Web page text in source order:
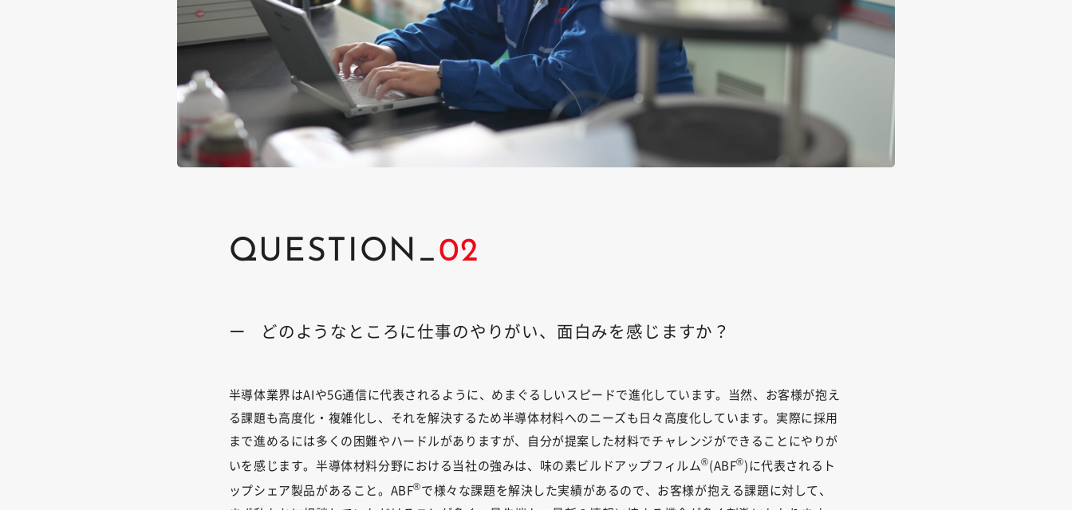
QUESTION_02
ー どのようなところに仕事のやりがい、面白みを感じますか？
半導体業界はAIや5G通信に代表されるように、めまぐるしいスピードで進化しています。当然、お客様が抱え
る課題も高度化・複雑化し、それを解決するため半導体材料へのニーズも日々高度化しています。実際に採用
まで進めるには多くの困難やハードルがありますが、自分が提案した材料でチャレンジができることにやりが
いを感じます。半導体材料分野における当社の強みは、味の素ビルドアップフィルム®(ABF®)に代表されるト
ップシェア製品があること。ABF®で様々な課題を解決した実績があるので、お客様が抱える課題に対して、